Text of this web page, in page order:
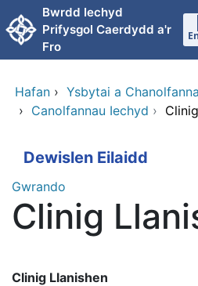
Neidio i'r prif gynnwy
Bwrdd Iechyd
Prifysgol Caerdydd a'r
Fro
Hafan › Ysbytai a
› Canolfannau Iechyd ›
Dewislen Eilaidd
Gwrando
Clinig
Clinig Llanishen